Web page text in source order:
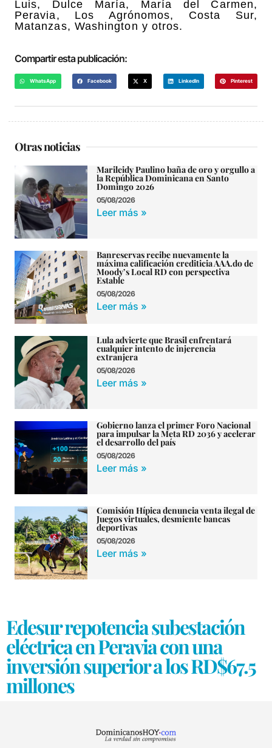
Luis, Dulce María, María del Carmen,
Peravia, Los Agrónomos, Costa Sur,
Matanzas, Washington y otros.
Compartir esta publicación:
WhatsApp Facebook X LinkedIn Pinterest
Otras noticias
Marileidy Paulino baña de oro y orgullo a
la República Dominicana en Santo
Domingo 2026
05/08/2026
Leer más »
Banreservas recibe nuevamente la
máxima calificación crediticia AAA.do de
Moody’s Local RD con perspectiva
Estable
05/08/2026
Leer más »
Lula advierte que Brasil enfrentará
cualquier intento de injerencia
extranjera
05/08/2026
Leer más »
Gobierno lanza el primer Foro Nacional
para impulsar la Meta RD 2036 y acelerar
el desarrollo del país
05/08/2026
Leer más »
Comisión Hípica denuncia venta ilegal de
Juegos virtuales, desmiente bancas
deportivas
05/08/2026
Leer más »
Edesur repotencia subestación
eléctrica en Peravia con una
inversión superior a los RD$67.5
millones